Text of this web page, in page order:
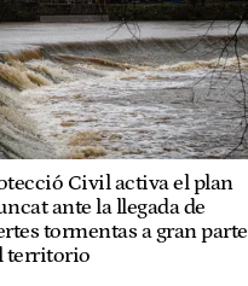
Civil activa el plan
ante la llegada de
tormentas a gran parte
territorio